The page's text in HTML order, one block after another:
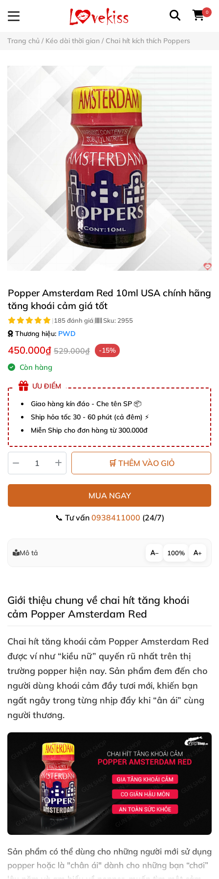
0
Trang chủ / Kéo dài thời gian / Chai hít kích thích Poppers
Popper Amsterdam Red 10ml USA chính hãng
tăng khoái cảm giá tốt
|185 đánh giá| Sku: 2955
Thương hiệu: PWD
450.000₫ 529.000₫ -15%
Còn hàng
ƯU ĐIỂM
Giao hàng kín đáo - Che tên SP 📦
Ship hỏa tốc 30 - 60 phút (cả đêm) ⚡
Miễn Ship cho đơn hàng từ 300.000đ
🛒 THÊM VÀO GIỎ
MUA NGAY
📞 Tư vấn 0938411000 (24/7)
Mô tả − 100% +
Giới thiệu chung về chai hít tăng khoái
cảm Popper Amsterdam Red
Chai hít tăng khoái cảm Popper Amsterdam Red
được ví như “kiều nữ” quyến rũ nhất trên thị
trường popper hiện nay. Sản phẩm đem đến cho
người dùng khoái cảm đầy tươi mới, khiến bạn
ngất ngây trong từng nhịp đẩy khi “ân ái” cùng
người thương.
Sản phẩm có thể dùng cho những người mới sử dụng
popper hoặc là "chân ái" dành cho những bạn “chơi”